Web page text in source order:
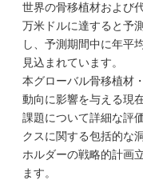
世界の骨移植材および
万米ドルに達すると予
し、予測期間中に年平
見込まれています。
本グローバル骨移植材
動向に影響を与える現
課題について詳細な評
クスに関する包括的な
ホルダーの戦略的計画
ます。